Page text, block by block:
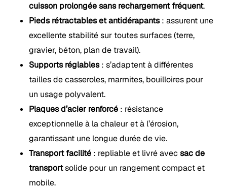
cuisson prolongée sans rechargement fréquent.
Pieds rétractables et antidérapants: assurent une
excellente stabilité sur toutes surfaces (terre,
gravier, béton, plan de travail).
Supports réglables: s’adaptent à différentes
tailles de casseroles, marmites, bouilloires pour
un usage polyvalent.
Plaques d’acier renforcé: résistance
exceptionnelle à la chaleur et à l’érosion,
garantissant une longue durée de vie.
Transport facilité: repliable et livré avec sac de
transportsolide pour un rangement compact et
mobile.